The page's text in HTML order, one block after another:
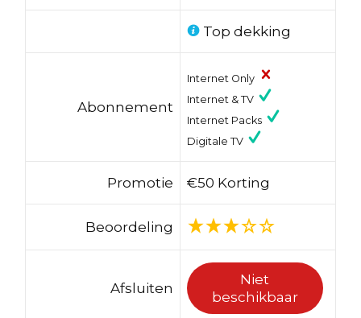
Top dekking
Abonnement
Internet Only
Internet & TV
Internet Packs
Digitale TV
Promotie €50 Korting
Beoordeling
Afsluiten
Niet
beschikbaar